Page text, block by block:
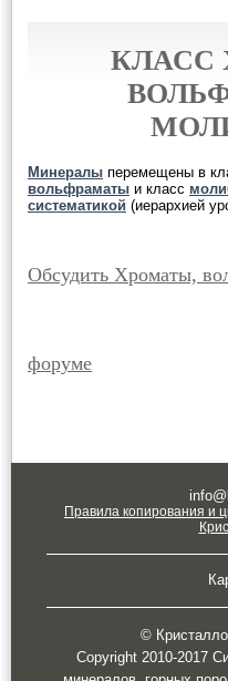
КЛАСС
Минералы перемещены в
вольфраматы и класс
систематикой (иерархией
Обсудить Хроматы,
форуме
Правила копирования и
©
Copyright 2010-2017